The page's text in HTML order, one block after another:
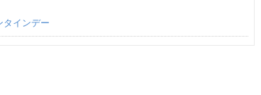
タインデー